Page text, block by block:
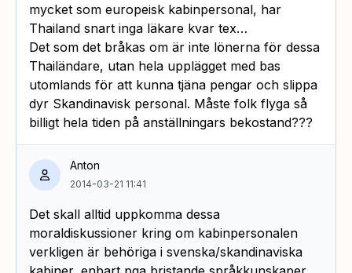
mycket som europeisk kabinpersonal, har
Thailand snart inga läkare kvar tex…
Det som det bråkas om är inte lönerna för dessa
Thailändare, utan hela upplägget med bas
utomlands för att kunna tjäna pengar och slippa
dyr Skandinavisk personal. Måste folk flyga så
billigt hela tiden på anställningars bekostand???
Anton
2014-03-21 11:41
Det skall alltid uppkomma dessa
moraldiskussioner kring om kabinpersonalen
verkligen är behöriga i svenska/skandinaviska